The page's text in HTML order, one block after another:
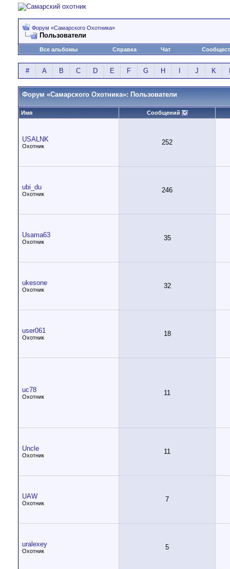
Форум «Самарского Охотника»
Пользователи
Все альбомы Справка Чат
# A B C D E F G H J K
Форум «Самарского Охотника»: Пользователи
Имя Сообщений
USALNK
Охотник 252
ubi_du
Охотник 246
Usama63
Охотник 35
ukesone
Охотник 32
user061
Охотник 18
uc78
Охотник 11
Uncle
Охотник 11
UAW
Охотник 7
uralexey
Охотник 5